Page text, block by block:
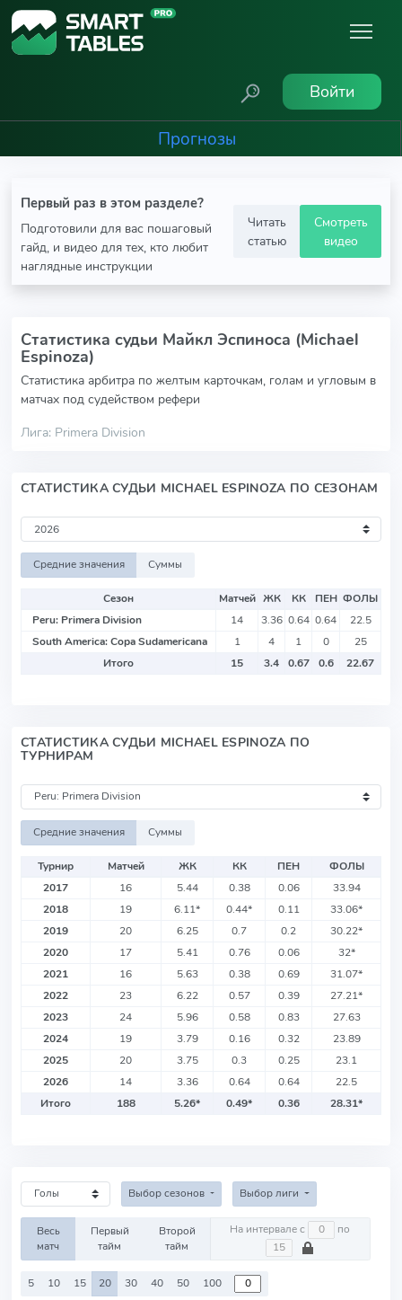
Войти
Прогнозы
Первый раз в этом разделе?
Подготовили для вас пошаговый
гайд, и видео для тех, кто любит
наглядные инструкции
Читать
статью
Смотреть
видео
Статистика судьи Майкл Эспиноса (Michael
Espinoza)
Статистика арбитра по желтым карточкам, голам и угловым в
матчах под судейством рефери
Лига: Primera Division
СТАТИСТИКА СУДЬИ MICHAEL ESPINOZA ПО СЕЗОНАМ
Средние значения Суммы
Сезон Матчей ЖК КК ПЕН ФОЛЫ
Peru: Primera Division
14 3.36 0.64 0.64
22.5
South America: Copa Sudamericana
1 4 1 0
25
Итого
15 3.4 0.67 0.6 22.67
СТАТИСТИКА СУДЬИ MICHAEL ESPINOZA ПО
ТУРНИРАМ
Средние значения Суммы
Турнир Матчей ЖК КК ПЕН
ФОЛЫ
2017
16 5.44 0.38 0.06
33.94
2018
19 6.11* 0.44* 0.11 33.06*
2019
20 6.25 0.7 0.2 30.22*
2020
17 5.41 0.76 0.06 32*
2021
16 5.63 0.38 0.69 31.07*
2022
23 6.22 0.57 0.39 27.21*
2023
24 5.96 0.58 0.83
27.63
2024
19 3.79 0.16 0.32
23.89
2025
20 3.75 0.3 0.25
23.1
2026
14 3.36 0.64 0.64
22.5
Итого
188 5.26* 0.49* 0.36 28.31*
Выбор сезонов Выбор лиги
Весь
матч
Первый
тайм
Второй
тайм
На интервале с по
5 10 15 20 30 40 50 100